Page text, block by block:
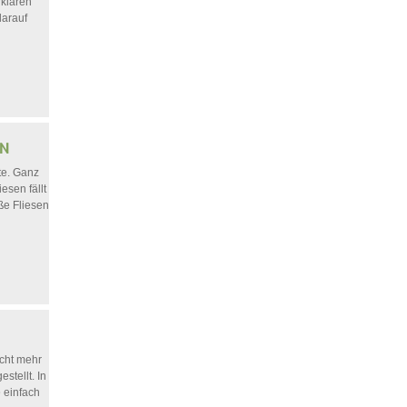
Ganz
fällt
Fliesen
mehr
In
einfach